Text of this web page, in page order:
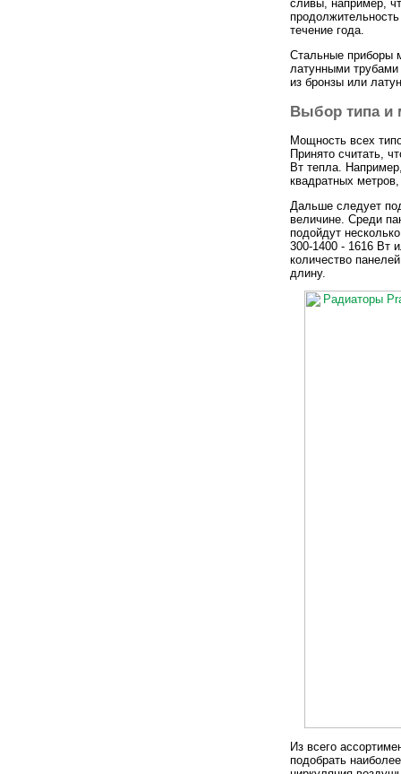
сливы, например,
течение года.
Стальные приборы
латунными трубами
из бронзы или
Выбор типа и
Мощность всех
Принято считать,
Вт тепла.
квадратных
Дальше следует
величине. Среди
подойдут
300-1400 - 1616 Вт
количество
длину.
Из всего
подобрать